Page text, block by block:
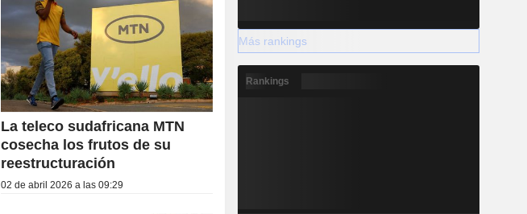
La teleco sudafricana MTN
cosecha los frutos de su
reestructuración
02 de abril 2026 a las 09:29
Más rankings
Rankings